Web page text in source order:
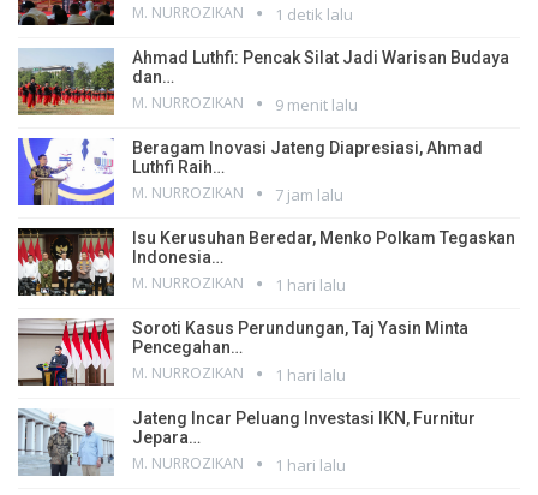
M. NURROZIKAN 1 detik lalu
Ahmad Luthfi: Pencak Silat Jadi Warisan Budaya
dan…
M. NURROZIKAN 9 menit lalu
Beragam Inovasi Jateng Diapresiasi, Ahmad
Luthfi Raih…
M. NURROZIKAN 7 jam lalu
Isu Kerusuhan Beredar, Menko Polkam Tegaskan
Indonesia…
M. NURROZIKAN 1 hari lalu
Soroti Kasus Perundungan, Taj Yasin Minta
Pencegahan…
M. NURROZIKAN 1 hari lalu
Jateng Incar Peluang Investasi IKN, Furnitur
Jepara…
M. NURROZIKAN 1 hari lalu